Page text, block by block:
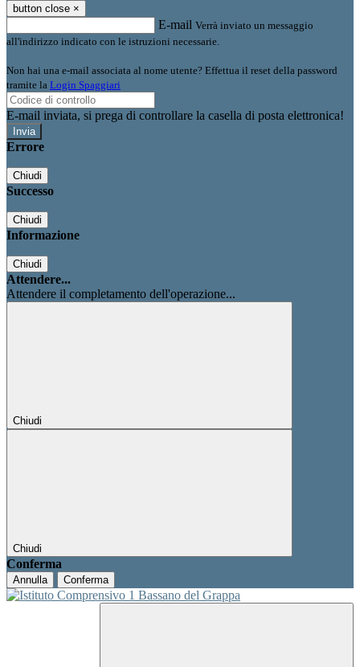
button close ×
E-mail Verrà inviato un messaggio
all'indirizzo indicato con le istruzioni necessarie.
Non hai una e-mail associata al nome utente? Effettua il reset della password
tramite la Login Spaggiari
E-mail inviata, si prega di controllare la casella di posta elettronica!
Errore
Chiudi
Successo
Chiudi
Informazione
Chiudi
Attendere...
Attendere il completamento dell'operazione...
Chiudi
Chiudi
Conferma
Annulla Conferma